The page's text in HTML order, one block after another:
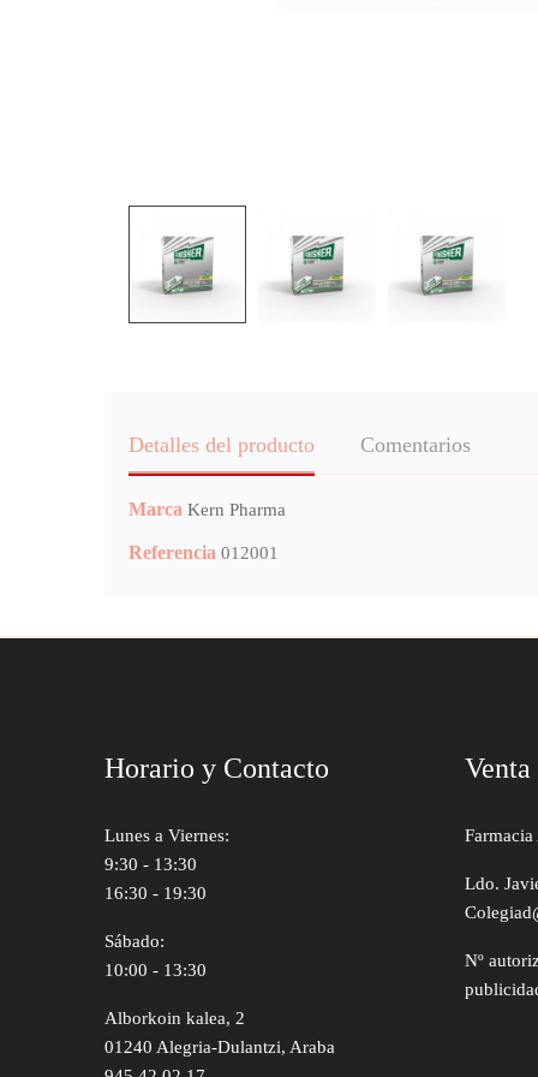
Detalles del producto Comentarios
Marca Kern Pharma
Referencia 012001
Horario y Contacto
Lunes a Viernes:
9:30 - 13:30
16:30 - 19:30
Sábado:
10:00 - 13:30
Alborkoin kalea, 2
01240 Alegria-Dulantzi, Araba
Ldo.
Nº